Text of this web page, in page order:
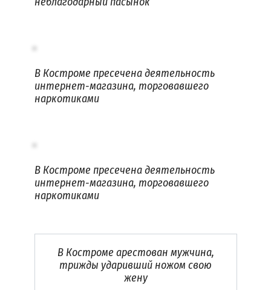
В Костроме пресечена деятельность
интернет-магазина, торговавшего
наркотиками
В Костроме пресечена деятельность
интернет-магазина, торговавшего
наркотиками
В Костроме арестован мужчина,
трижды ударивший ножом свою
жену